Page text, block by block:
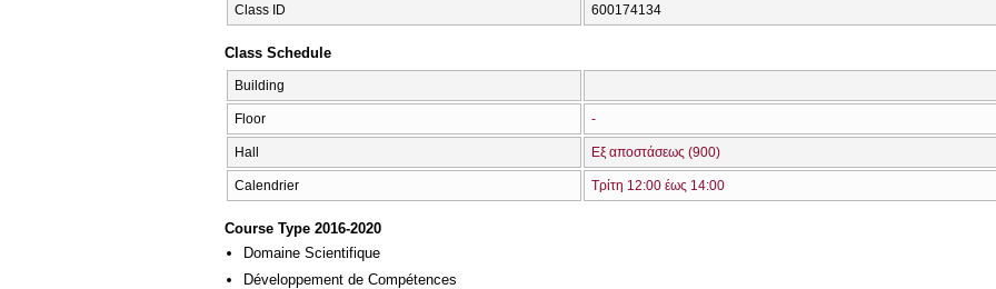
Class ID 600174134
Class Schedule
Building
Floor -
Hall Εξ αποστάσεως (900)
Calendrier Τρίτη 12:00 έως 14:00
Course Type 2016-2020
Domaine Scientifique
Développement de Compétences